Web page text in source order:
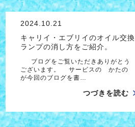
2024.10.21
キャリイ・エブリイのオイル交換
ランプの消し方をご紹介。
ブログをご覧いただきありがとう
ございます。 サービスの かたの
が今回のブログを書…
つづきを読む